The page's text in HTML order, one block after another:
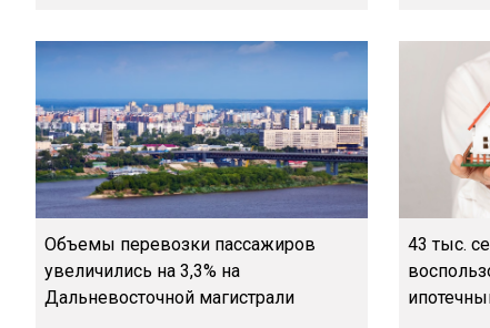
Объемы перевозки пассажиров
увеличились на 3,3% на
Дальневосточной магистрали
43 тыс.